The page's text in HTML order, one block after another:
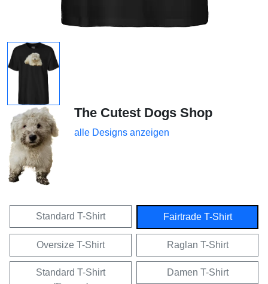
The Cutest Dogs Shop
alle Designs anzeigen
Standard T-Shirt Fairtrade T-Shirt
Oversize T-Shirt Raglan T-Shirt
Standard T-Shirt
Damen T-Shirt